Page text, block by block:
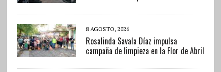
8 AGOSTO, 2026
Rosalinda Savala Díaz impulsa
campaña de limpieza en la Flor de Abril